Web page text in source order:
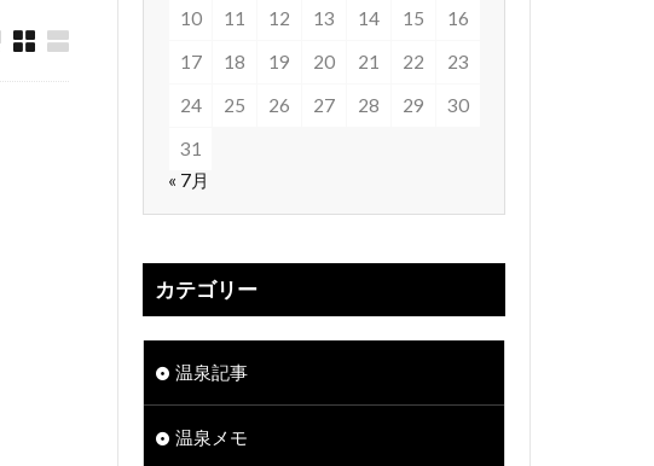
10
11 12 13 14 15
16
17
18 19 20 21 22
23
24
25 26 27 28 29
30
31
« 7月
カテゴリー
温泉記事
温泉メモ